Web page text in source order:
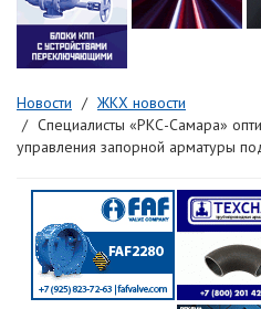
Новости
ЖКХ новости
Специалисты «РКС-Самара»
управления запорной арматуры